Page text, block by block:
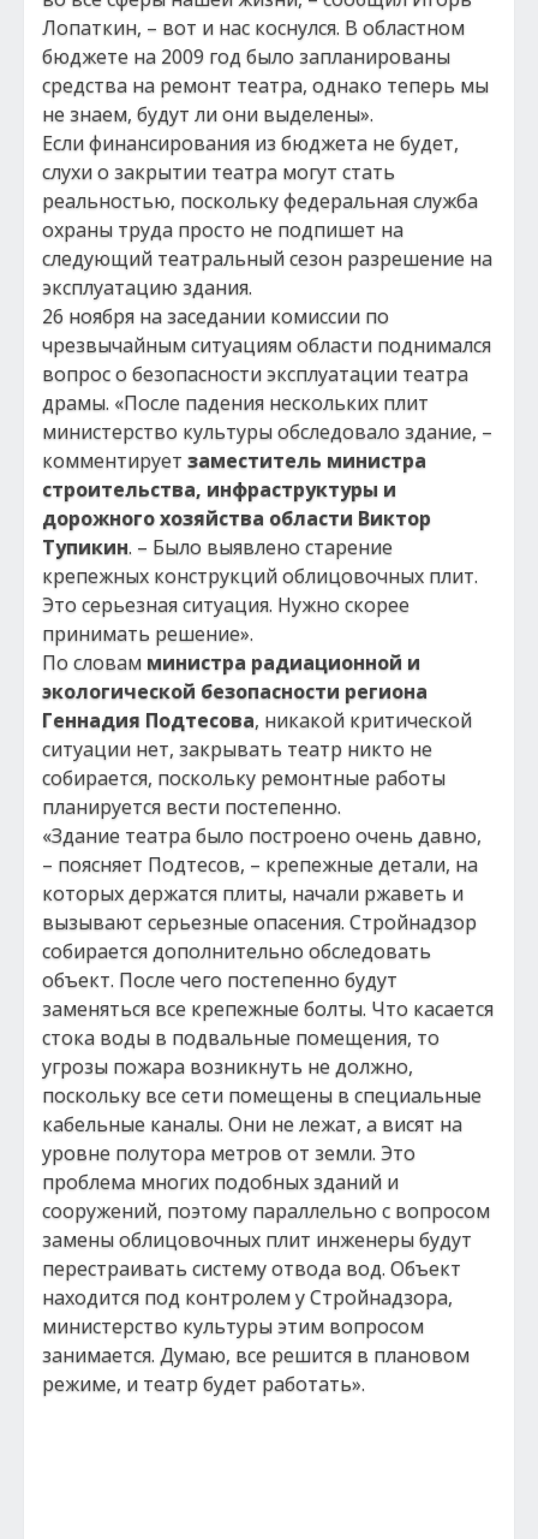
Лопаткин, – вот и нас коснулся. В областном
бюджете на 2009 год было запланированы
средства на ремонт театра, однако теперь мы
не знаем, будут ли они выделены».
Если финансирования из бюджета не будет,
слухи о закрытии театра могут стать
реальностью, поскольку федеральная служба
охраны труда просто не подпишет на
следующий театральный сезон разрешение на
эксплуатацию здания.
26 ноября на заседании комиссии по
чрезвычайным ситуациям области поднимался
вопрос о безопасности эксплуатации театра
драмы. «После падения нескольких плит
министерство культуры обследовало здание, –
комментирует заместитель министра
строительства, инфраструктуры и
дорожного хозяйства области Виктор
Тупикин. – Было выявлено старение
крепежных конструкций облицовочных плит.
Это серьезная ситуация. Нужно скорее
принимать решение».
По словам министра радиационной и
экологической безопасности региона
Геннадия Подтесова, никакой критической
ситуации нет, закрывать театр никто не
собирается, поскольку ремонтные работы
планируется вести постепенно.
«Здание театра было построено очень давно,
– поясняет Подтесов, – крепежные детали, на
которых держатся плиты, начали ржаветь и
вызывают серьезные опасения. Стройнадзор
собирается дополнительно обследовать
объект. После чего постепенно будут
заменяться все крепежные болты. Что касается
стока воды в подвальные помещения, то
угрозы пожара возникнуть не должно,
поскольку все сети помещены в специальные
кабельные каналы. Они не лежат, а висят на
уровне полутора метров от земли. Это
проблема многих подобных зданий и
сооружений, поэтому параллельно с вопросом
замены облицовочных плит инженеры будут
перестраивать систему отвода вод. Объект
находится под контролем у Стройнадзора,
министерство культуры этим вопросом
занимается. Думаю, все решится в плановом
режиме, и театр будет работать».